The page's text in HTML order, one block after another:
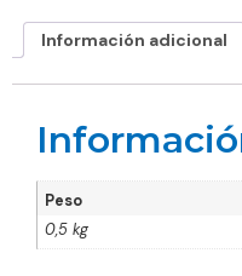
Información adicional
Peso
0,5 kg